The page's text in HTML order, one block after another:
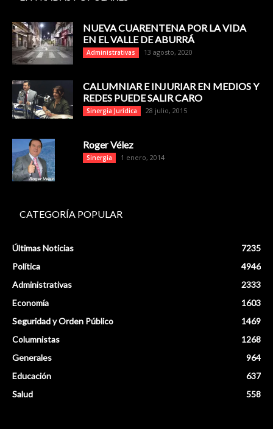
NUEVA CUARENTENA POR LA VIDA
EN EL VALLE DE ABURRÁ
Administrativas 13 agosto, 2020
CALUMNIAR E INJURIAR EN MEDIOS Y
REDES PUEDE SALIR CARO
Sinergia Jurídica 28 julio, 2015
Roger Vélez
Sinergia 1 enero, 2014
CATEGORÍA POPULAR
Últimas Noticias
7235
Política
4946
Administrativas
2333
Economía
1603
Seguridad y Orden Público
1469
Columnistas
1268
Generales
964
Educación
637
Salud
558